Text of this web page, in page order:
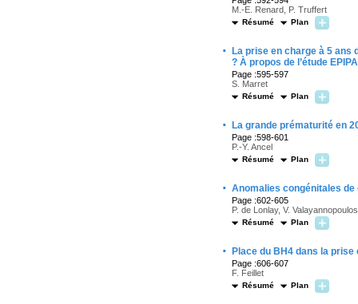
M.-E. Renard, P. Truffert
Résumé Plan
·
La prise en charge à 5 ans
? À propos de l’étude
Page :595-597
S. Marret
Résumé Plan
· La grande prématurité en
Page :598-601
P.-Y. Ancel
Résumé Plan
· Anomalies congénitales
Page :602-605
P. de Lonlay, V.
Résumé Plan
· Place du BH4 dans la
Page :606-607
F. Feillet
Résumé Plan